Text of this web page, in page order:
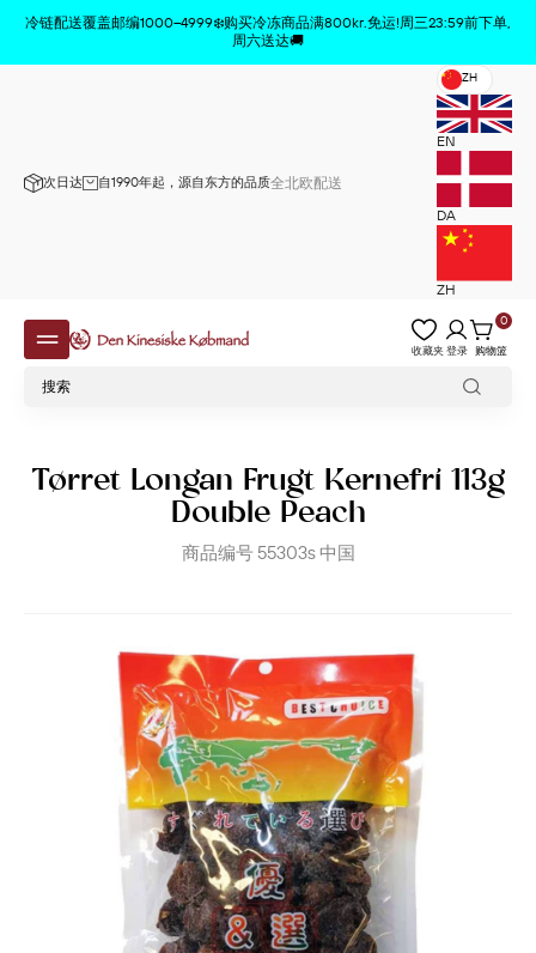
冷链配送覆盖邮编1000–4999❄️购买冷冻商品满800kr.免运!周三23:59前下单,
周六送达🚚
次日达 自1990年起，源自东方的品质全北欧配送
ZH
EN
DA
ZH
收藏夹登录 购物篮
0
Tørret Longan Frugt Kernefri 113g
Double Peach
商品编号 55303s 中国
商品已从购物车中删除 x